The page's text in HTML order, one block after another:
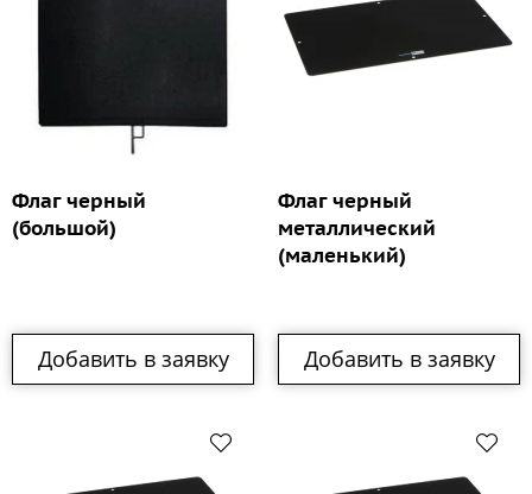
Флаг черный
(большой)
Добавить в заявку
Флаг черный
металлический
(маленький)
Добавить в заявку